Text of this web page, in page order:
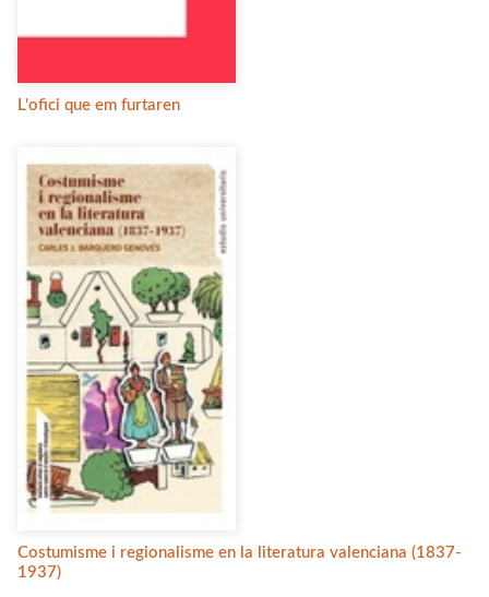
L'ofici que em furtaren
Costumisme i regionalisme en la literatura valenciana (1837-
1937)